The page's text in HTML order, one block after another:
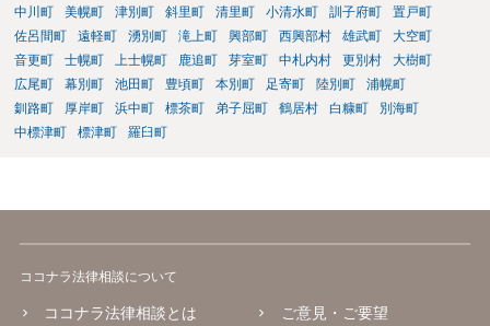
中川町
美幌町 津別町 斜里町 清里町 小清水町 訓子府町
置戸町
佐呂間町
遠軽町 湧別町 滝上町 興部町 西興部村 雄武町
大空町
音更町
士幌町 上士幌町 鹿追町 芽室町 中札内村 更別村
大樹町
広尾町
幕別町 池田町 豊頃町 本別町 足寄町 陸別町
浦幌町
釧路町
厚岸町 浜中町 標茶町 弟子屈町 鶴居村 白糠町
別海町
中標津町
標津町 羅臼町
ココナラ法律相談について
ココナラ法律相談とは
ご意見・ご要望